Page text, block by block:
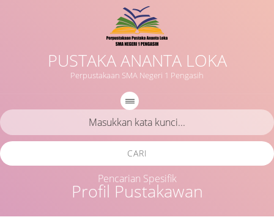
PUSTAKA ANANTA LOKA
Perpustakaan SMA Negeri 1 Pengasih
Profil Pustakawan
CARI
Pencarian Spesifik